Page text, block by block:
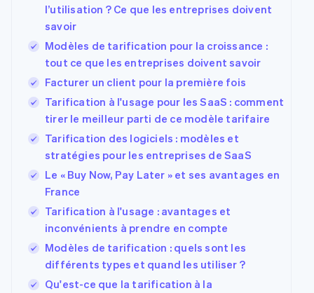
l’utilisation ? Ce que les entreprises doivent
savoir
Modèles de tarification pour la croissance :
tout ce que les entreprises doivent savoir
Facturer un client pour la première fois
Tarification à l'usage pour les SaaS : comment
tirer le meilleur parti de ce modèle tarifaire
Tarification des logiciels : modèles et
stratégies pour les entreprises de SaaS
Le « Buy Now, Pay Later » et ses avantages en
France
Tarification à l'usage : avantages et
inconvénients à prendre en compte
Modèles de tarification : quels sont les
différents types et quand les utiliser ?
Qu'est-ce que la tarification à la